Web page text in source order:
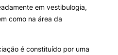
em vestibulogia,
como na área da
é constituído por uma